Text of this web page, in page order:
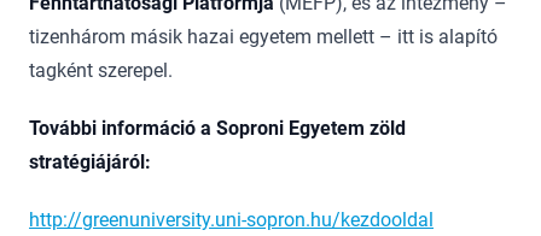
tizenhárom másik hazai egyetem mellett – itt is alapító
tagként szerepel.
További információ a Soproni Egyetem zöld
stratégiájáról:
http://greenuniversity.uni-sopron.hu/kezdooldal